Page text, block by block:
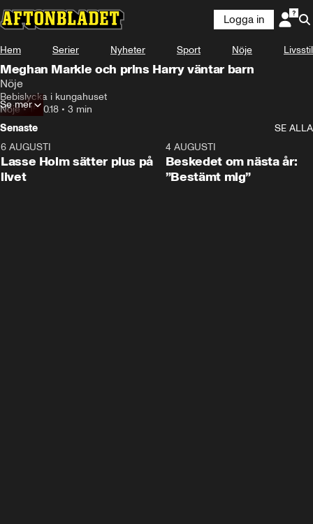
Logga in
Hem Serier Nyheter Sport Nöje Livsstil
Meghan Markle och prins Harry väntar barn
Nöje
Bebislycka i kungahuset
Nöje•15.10.18 • 3 min
Se mer
Senaste
SE ALLA
6 AUGUSTI
Lasse Holm sätter plus på
livet
4 AUGUSTI
Beskedet om nästa år:
”Bestämt mig”